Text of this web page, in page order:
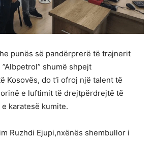
punës së pandërprerë të trajnerit
”Albpetrol” shumë shpejt
Kosovës, do t’i ofroj një talent të
e luftimit të drejtpërdrejtë të
karatesë kumite.
Ruzhdi Ejupi,nxënës shembullor i